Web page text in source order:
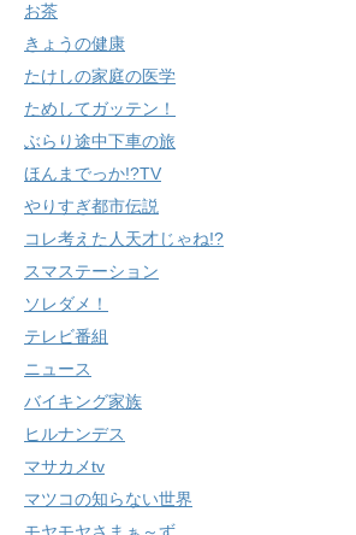
お茶
きょうの健康
たけしの家庭の医学
ためしてガッテン！
ぶらり途中下車の旅
ほんまでっか!?TV
やりすぎ都市伝説
コレ考えた人天才じゃね!?
スマステーション
ソレダメ！
テレビ番組
ニュース
バイキング家族
ヒルナンデス
マサカメtv
マツコの知らない世界